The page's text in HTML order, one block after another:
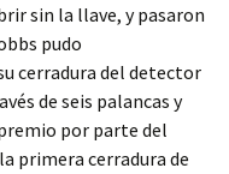
sin la llave, y pasaron
pudo
cerradura del detector
de seis palancas y
por parte del
primera cerradura de